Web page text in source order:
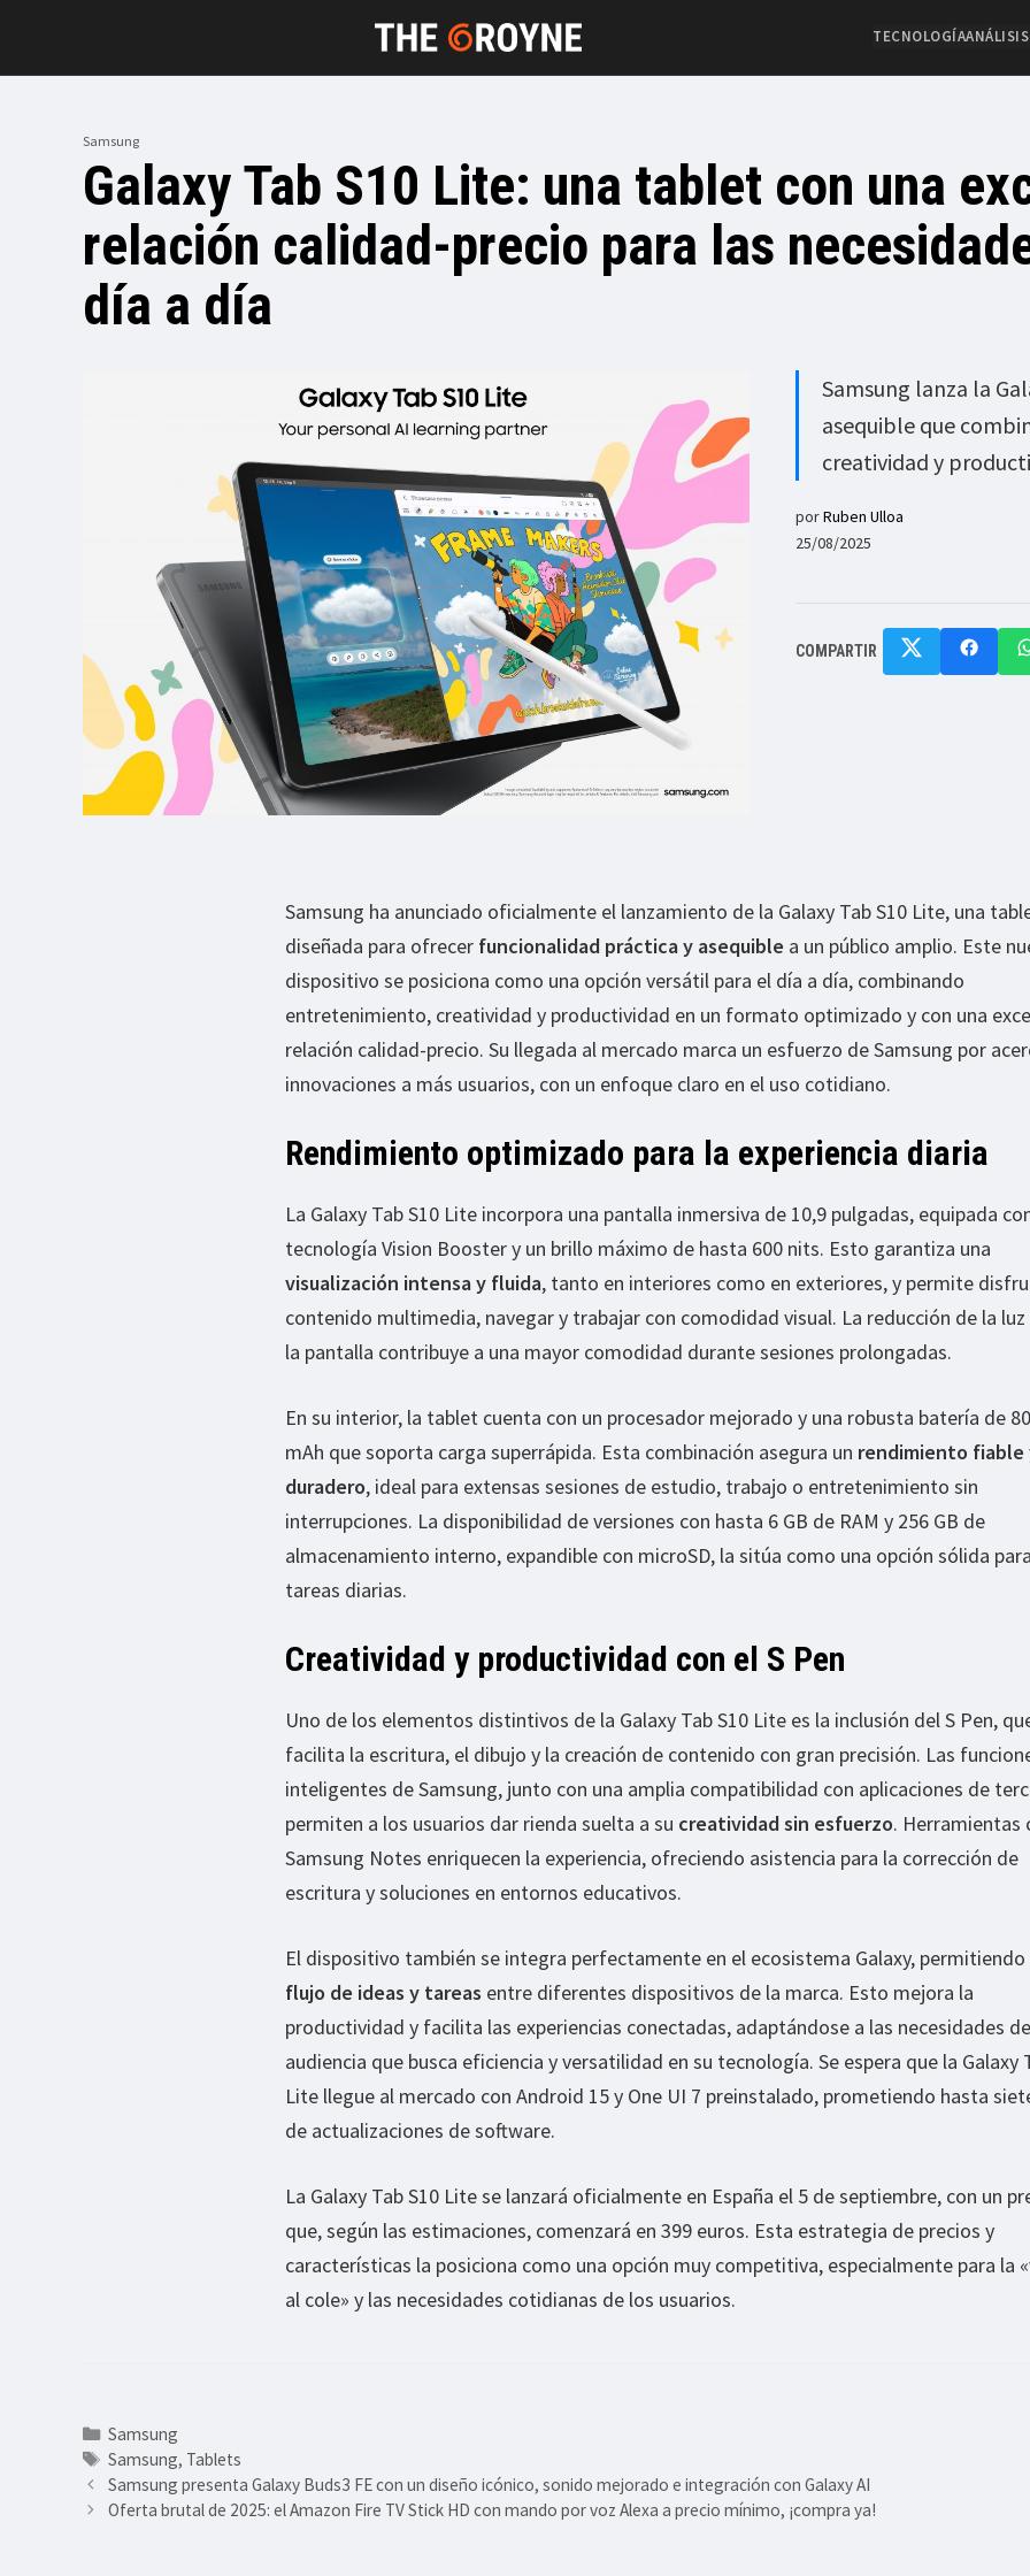
TECNOLOGÍAANÁLISIS
Samsung
Galaxy Tab S10 Lite: una tablet con una
relación calidad-precio para las
día a día
Samsung lanza la
asequible que
creatividad y
porRuben Ulloa
25/08/2025
COMPARTIR
Samsung ha anunciado oficialmente el lanzamiento de la Galaxy Tab S10 Lite, una
diseñada para ofrecer funcionalidad práctica y asequible a un público amplio. Este
dispositivo se posiciona como una opción versátil para el día a día, combinando
entretenimiento, creatividad y productividad en un formato optimizado y con una
relación calidad-precio. Su llegada al mercado marca un esfuerzo de Samsung por
innovaciones a más usuarios, con un enfoque claro en el uso cotidiano.
Rendimiento optimizado para la experiencia diaria
La Galaxy Tab S10 Lite incorpora una pantalla inmersiva de 10,9 pulgadas, equipada
tecnología Vision Booster y un brillo máximo de hasta 600 nits. Esto garantiza una
visualización intensa y fluida, tanto en interiores como en exteriores, y permite
contenido multimedia, navegar y trabajar con comodidad visual. La reducción de la luz
la pantalla contribuye a una mayor comodidad durante sesiones prolongadas.
En su interior, la tablet cuenta con un procesador mejorado y una robusta batería de
mAh que soporta carga superrápida. Esta combinación asegura un rendimiento fiable
duradero, ideal para extensas sesiones de estudio, trabajo o entretenimiento sin
interrupciones. La disponibilidad de versiones con hasta 6 GB de RAM y 256 GB de
almacenamiento interno, expandible con microSD, la sitúa como una opción sólida
tareas diarias.
Creatividad y productividad con el S Pen
Uno de los elementos distintivos de la Galaxy Tab S10 Lite es la inclusión del S Pen,
facilita la escritura, el dibujo y la creación de contenido con gran precisión. Las
inteligentes de Samsung, junto con una amplia compatibilidad con aplicaciones de
permiten a los usuarios dar rienda suelta a su creatividad sin esfuerzo. Herramientas
Samsung Notes enriquecen la experiencia, ofreciendo asistencia para la corrección de
escritura y soluciones en entornos educativos.
El dispositivo también se integra perfectamente en el ecosistema Galaxy, permitiendo
flujo de ideas y tareas entre diferentes dispositivos de la marca. Esto mejora la
productividad y facilita las experiencias conectadas, adaptándose a las necesidades
audiencia que busca eficiencia y versatilidad en su tecnología. Se espera que la Galaxy
Lite llegue al mercado con Android 15 y One UI 7 preinstalado, prometiendo hasta
de actualizaciones de software.
La Galaxy Tab S10 Lite se lanzará oficialmente en España el 5 de septiembre, con un
que, según las estimaciones, comenzará en 399 euros. Esta estrategia de precios y
características la posiciona como una opción muy competitiva, especialmente para la
al cole» y las necesidades cotidianas de los usuarios.
Categorías
Samsung
Etiquetas
Samsung, Tablets
Samsung presenta Galaxy Buds3 FE con un diseño icónico, sonido mejorado e integración con Galaxy AI
Oferta brutal de 2025: el Amazon Fire TV Stick HD con mando por voz Alexa a precio mínimo, ¡compra ya!